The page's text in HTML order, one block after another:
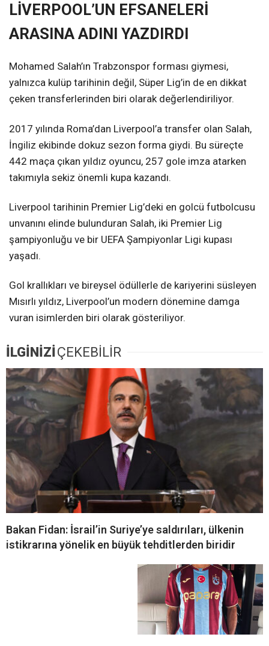
LİVERPOOL’UN EFSANELERİ
ARASINA ADINI YAZDIRDI
Mohamed Salah’ın Trabzonspor forması giymesi,
yalnızca kulüp tarihinin değil, Süper Lig’in de en dikkat
çeken transferlerinden biri olarak değerlendiriliyor.
2017 yılında Roma’dan Liverpool’a transfer olan Salah,
İngiliz ekibinde dokuz sezon forma giydi. Bu süreçte
442 maça çıkan yıldız oyuncu, 257 gole imza atarken
takımıyla sekiz önemli kupa kazandı.
Liverpool tarihinin Premier Lig’deki en golcü futbolcusu
unvanını elinde bulunduran Salah, iki Premier Lig
şampiyonluğu ve bir UEFA Şampiyonlar Ligi kupası
yaşadı.
Gol krallıkları ve bireysel ödüllerle de kariyerini süsleyen
Mısırlı yıldız, Liverpool’un modern dönemine damga
vuran isimlerden biri olarak gösteriliyor.
İLGİNİZİÇEKEBİLİR
Bakan Fidan: İsrail’in Suriye’ye saldırıları, ülkenin
istikrarına yönelik en büyük tehditlerden biridir